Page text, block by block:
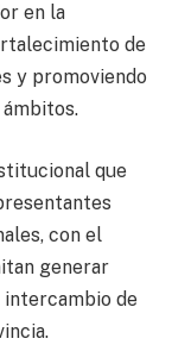
en la
de
y promoviendo
que
con el
generar
intercambio de